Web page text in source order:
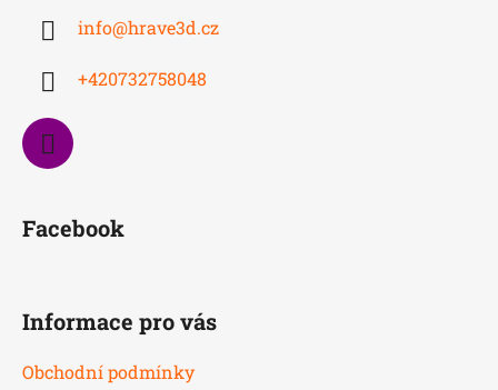
info@hrave3d.cz
+420732758048
Facebook
Informace pro vás
Obchodní podmínky